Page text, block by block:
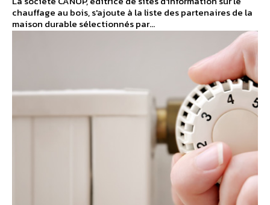
chauffage au bois, s'ajoute à la liste des partenaires de la
maison durable sélectionnés par...